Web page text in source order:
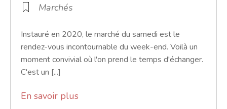
Marchés
Instauré en 2020, le marché du samedi est le
rendez-vous incontournable du week-end. Voilà un
moment convivial où l'on prend le temps d'échanger.
C'est un [...]
En savoir plus